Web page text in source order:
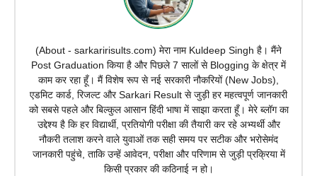
(About - sarkaririsults.com) मेरा नाम Kuldeep Singh है। मैंने
Post Graduation किया है और पिछले 7 सालों से Blogging के क्षेत्र में
काम कर रहा हूँ। मैं विशेष रूप से नई सरकारी नौकरियों (New Jobs),
एडमिट कार्ड, रिजल्ट और Sarkari Result से जुड़ी हर महत्वपूर्ण जानकारी
को सबसे पहले और बिल्कुल आसान हिंदी भाषा में साझा करता हूँ। मेरे ब्लॉग का
उद्देश्य है कि हर विद्यार्थी, प्रतियोगी परीक्षा की तैयारी कर रहे अभ्यर्थी और
नौकरी तलाश करने वाले युवाओं तक सही समय पर सटीक और भरोसेमंद
जानकारी पहुंचे, ताकि उन्हें आवेदन, परीक्षा और परिणाम से जुड़ी प्रक्रिया में
किसी प्रकार की कठिनाई न हो।